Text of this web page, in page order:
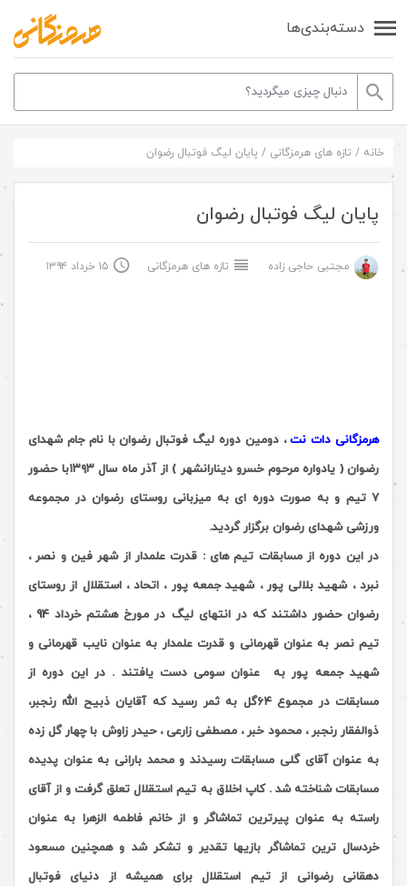
دسته‌بندی‌ها
خانه / تازه های هرمزگانی / پایان لیگ فوتبال رضوان
پایان لیگ فوتبال رضوان
مجتبی حاجی زاده تازه های هرمزگانی ۱۵ خرداد ۱۳۹۴
هرمزگانی دات نت، دومین دوره لیگ فوتبال رضوان با نام جام شهدای
رضوان ( یادواره مرحوم خسرو دینارانشهر ) از آذر ماه سال ۱۳۹۳با حضور
7 تیم و به صورت دوره ای به میزبانی روستای رضوان در مجموعه
ورزشی شهدای رضوان برگزار گردید.
در این دوره از مسابقات تیم های : قدرت علمدار از شهر فین و نصر ،
نبرد ، شهید بلالی پور ، شهید جمعه پور ، اتحاد ، استقلال از روستای
رضوان حضور داشتند که در انتهای لیگ در مورخ هشتم خرداد 94 ،
تیم نصر به عنوان قهرمانی و قدرت علمدار به عنوان نایب قهرمانی و
شهید جمعه پور به عنوان سومی دست یافتند . در این دوره از
مسابقات در مجموع ۶۴گل به ثمر رسید که آقایان ذبیح الله رنجبر،
ذوالفقار رنجبر ، محمود خبر ، مصطفی زارعی ، حیدر زاوش با چهار گل زده
به عنوان آقای گلی مسابقات رسیدند و محمد بارانی به عنوان پدیده
مسابقات شناخته شد . کاپ اخلاق به تیم استقلال تعلق گرفت و از آقای
راسته به عنوان پیرترین تماشاگر و از خانم فاطمه الزهرا به عنوان
خردسال ترین تماشاگر بازیها تقدیر و تشکر شد و همچنین مسعود
دهقانی رضوانی از تیم استقلال برای همیشه از دنیای فوتبال